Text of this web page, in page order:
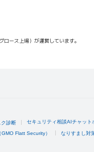
ース上場）が運営しています。
診断 セキュリティ相談AIチャット
Flatt Security） なりすまし対